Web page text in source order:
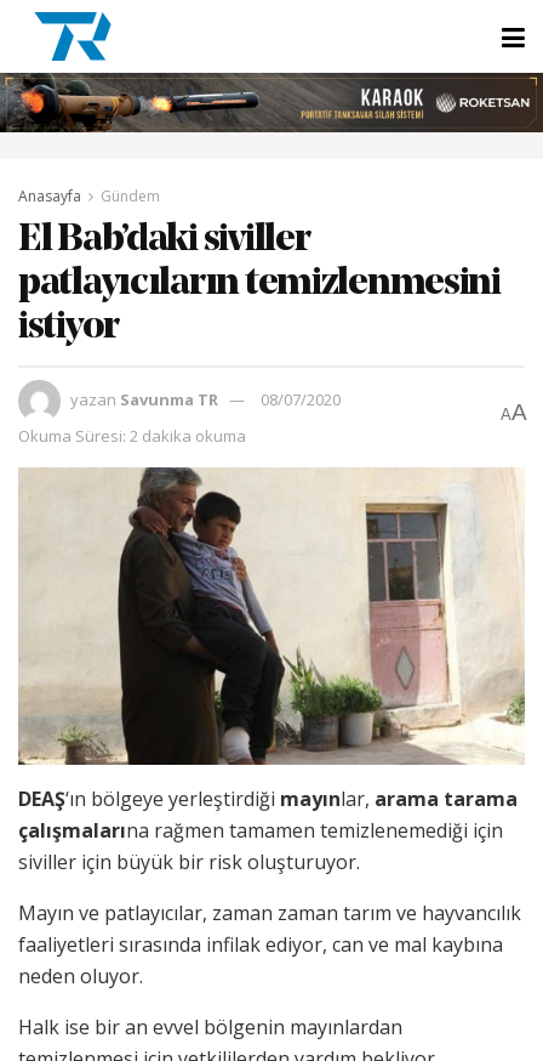
Anasayfa Gündem
El Bab’daki siviller
patlayıcıların temizlenmesini
istiyor
yazan Savunma TR
08/07/2020
Okuma Süresi: 2 dakika okuma
AA
DEAŞ‘ın bölgeye yerleştirdiği mayınlar, arama tarama
çalışmalarına rağmen tamamen temizlenemediği için
siviller için büyük bir risk oluşturuyor.
Mayın ve patlayıcılar, zaman zaman tarım ve hayvancılık
faaliyetleri sırasında infilak ediyor, can ve mal kaybına
neden oluyor.
Halk ise bir an evvel bölgenin mayınlardan